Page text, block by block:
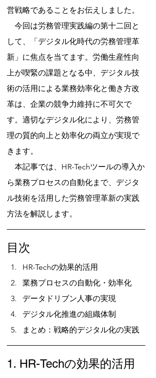
営戦略であることをお伝えしました。
今回は労務管理実践編の第十二回と
して、「デジタル化時代の労務管理革
新」に焦点を当てます。労働生産性向
上が喫緊の課題となる中、デジタル技
術の活用による業務効率化と働き方改
革は、企業の競争力維持に不可欠で
す。適切なデジタル化により、労務管
理の質的向上と効率化の両立が実現で
きます。
本記事では、HR-Techツールの導入か
ら業務プロセスの自動化まで、デジタ
ル技術を活用した労務管理革新の実践
方法を解説します。
目次
HR-Techの効果的活用
業務プロセスの自動化・効率化
データドリブン人事の実現
デジタル化推進の組織体制
まとめ：戦略的デジタル化の実践
1. HR-Techの効果的活用